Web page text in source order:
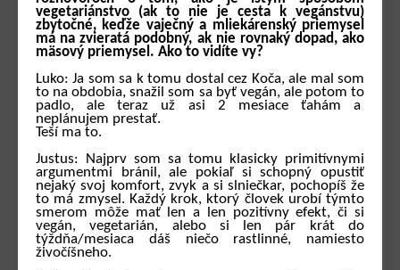
vegetariánstvo (ak to nie je cesta k vegánstvu)
zbytočné, keďže vaječný a mliekárenský priemysel
má na zvieratá podobný, ak nie rovnaký dopad, ako
mäsový priemysel. Ako to vidíte vy?
Luko: Ja som sa k tomu dostal cez Koča, ale mal som
to na obdobia, snažil som sa byť vegán, ale potom to
padlo, ale teraz už asi 2 mesiace ťahám a
neplánujem prestať.
Teší ma to.
Justus: Najprv som sa tomu klasicky primitívnymi
argumentmi bránil, ale pokiaľ si schopný opustiť
nejaký svoj komfort, zvyk a si slniečkar, pochopíš že
to má zmysel. Každý krok, ktorý človek urobí týmto
smerom môže mať len a len pozitívny efekt, či si
vegán, vegetarián, alebo si len pár krát do
týždňa/mesiaca dáš niečo rastlinné, namiesto
živočíšneho.